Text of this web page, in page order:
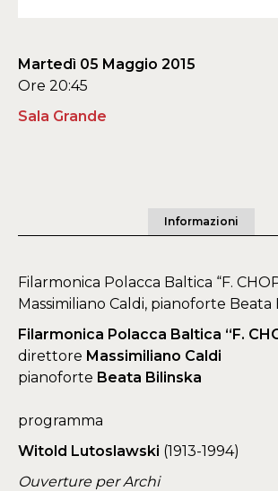
Martedì 05 Maggio 2015
Ore 20:45
Sala Grande
Informazioni
Filarmonica Polacca Baltica “F.
Massimiliano Caldi, pianoforte Beata
Filarmonica Polacca Baltica “F.
direttore Massimiliano Caldi
pianoforte Beata Bilinska
programma
Witold Lutoslawski (1913-
Ouverture per Archi